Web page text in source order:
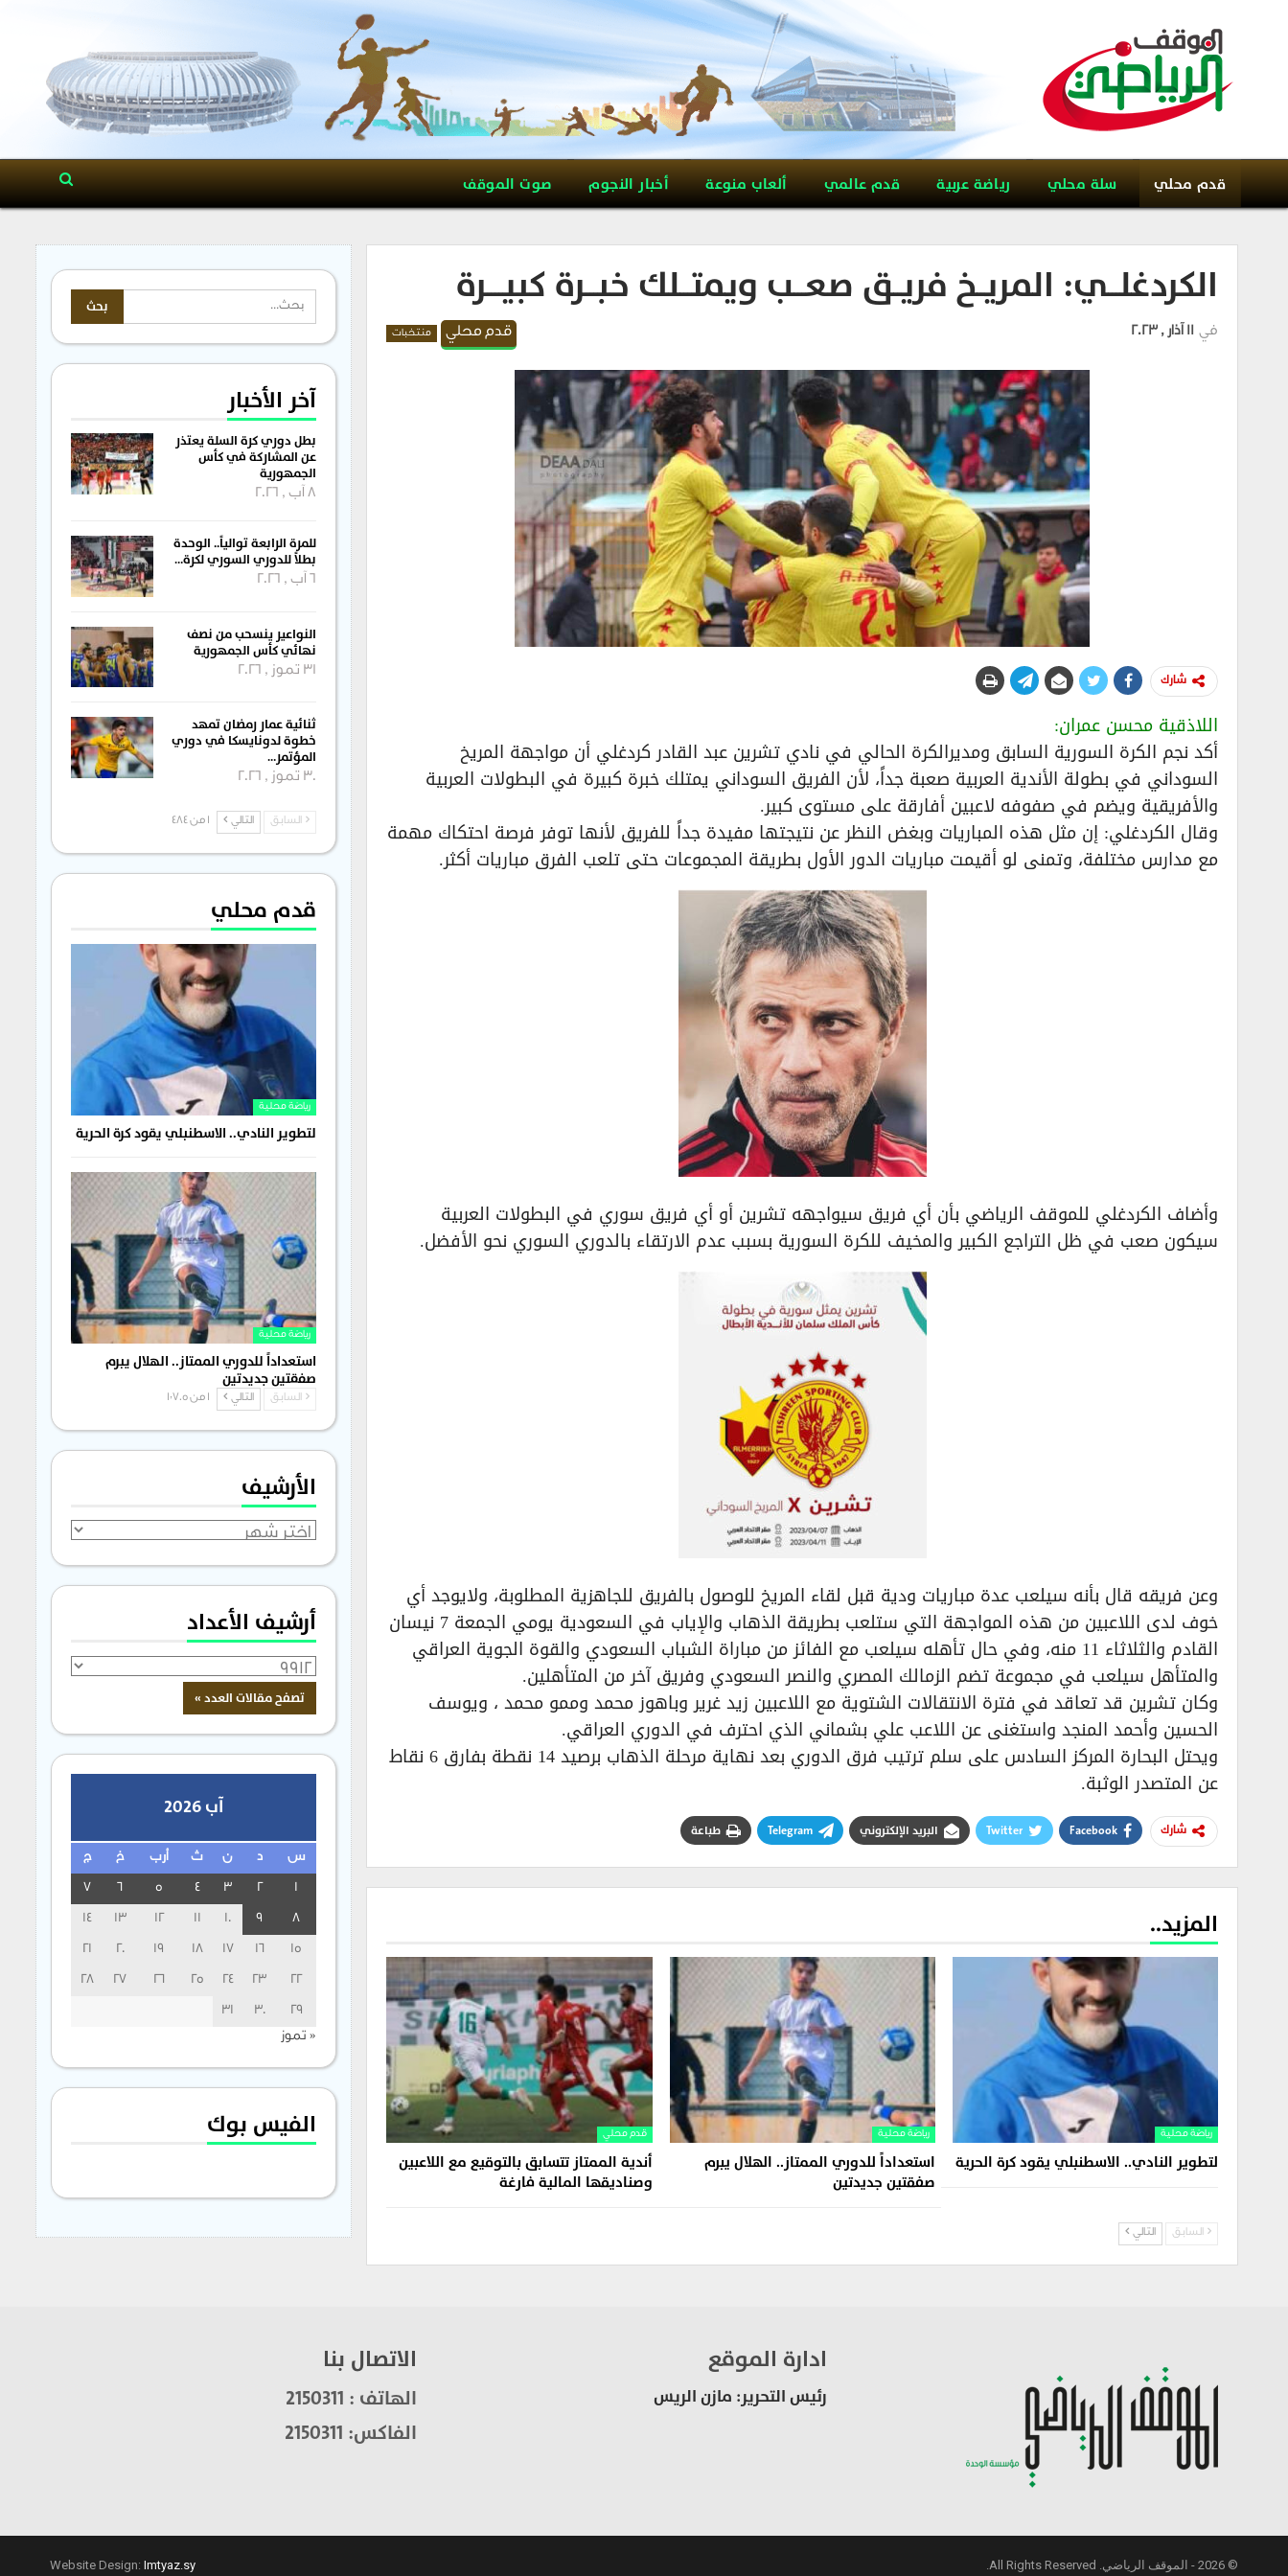
قدم محلي سلة محلي رياضة عربية قدم عالمي ألعاب منوعة أخبار النجوم صوت الموقف
الكردغلـــي: المريــخ فريــق صعـــب ويمتـــلك خبـــرة كبيــــرة
قدم محلي منتخبات في 11 آذار , 2023
شارك
اللاذقية محسن عمران:
أكد نجم الكرة السورية السابق ومديرالكرة الحالي في نادي تشرين عبد القادر كردغلي أن مواجهة المريخ
السوداني في بطولة الأندية العربية صعبة جداً، لأن الفريق السوداني يمتلك خبرة كبيرة في البطولات العربية
والأفريقية ويضم في صفوفه لاعبين أفارقة على مستوى كبير.
وقال الكردغلي: إن مثل هذه المباريات وبغض النظر عن نتيجتها مفيدة جداً للفريق لأنها توفر فرصة احتكاك مهمة
مع مدارس مختلفة، وتمنى لو أقيمت مباريات الدور الأول بطريقة المجموعات حتى تلعب الفرق مباريات أكثر.
وأضاف الكردغلي للموقف الرياضي بأن أي فريق سيواجهه تشرين أو أي فريق سوري في البطولات العربية
سيكون صعب في ظل التراجع الكبير والمخيف للكرة السورية بسبب عدم الارتقاء بالدوري السوري نحو الأفضل.
وعن فريقه قال بأنه سيلعب عدة مباريات ودية قبل لقاء المريخ للوصول بالفريق للجاهزية المطلوبة، ولايوجد أي
خوف لدى اللاعبين من هذه المواجهة التي ستلعب بطريقة الذهاب والإياب في السعودية يومي الجمعة 7 نيسان
القادم والثلاثاء 11 منه، وفي حال تأهله سيلعب مع الفائز من مباراة الشباب السعودي والقوة الجوية العراقي
والمتأهل سيلعب في مجموعة تضم الزمالك المصري والنصر السعودي وفريق آخر من المتأهلين.
وكان تشرين قد تعاقد في فترة الانتقالات الشتوية مع اللاعبين زيد غرير وباهوز محمد وممو محمد ، ويوسف
الحسين وأحمد المنجد واستغنى عن اللاعب علي بشماني الذي احترف في الدوري العراقي.
ويحتل البحارة المركز السادس على سلم ترتيب فرق الدوري بعد نهاية مرحلة الذهاب برصيد 14 نقطة بفارق 6 نقاط
عن المتصدر الوثبة.
شارك Facebook
Twitter البريد الإلكتروني Telegram طباعة
المزيد..
رياضة محلية
لتطوير النادي.. الاسطنبلي يقود كرة الحرية
رياضة محلية
استعداداً للدوري الممتاز.. الهلال يبرم
صفقتين جديدتين
قدم محلي
أندية الممتاز تتسابق بالتوقيع مع اللاعبين
وصناديقها المالية فارغة
السابق التالي
آخر الأخبار
بطل دوري كرة السلة يعتذر
عن المشاركة في كأس
الجمهورية
8 آب , 2026
للمرة الرابعة توالياً.. الوحدة
بطلاً للدوري السوري لكرة…
6 آب , 2026
النواعير ينسحب من نصف
نهائي كأس الجمهورية
31 تموز , 2026
ثنائية عمار رمضان تمهد
خطوة لدونايسكا في دوري
المؤتمر…
30 تموز , 2026
السابق التالي 1 من 484
قدم محلي
رياضة محلية
لتطوير النادي.. الاسطنبلي يقود كرة الحرية
رياضة محلية
استعداداً للدوري الممتاز.. الهلال يبرم
صفقتين جديدتين
السابق التالي 1 من 1٬705
الأرشيف
الأرشيف
أرشيف الأعداد
آب 2026
س د ن ث أرب خ ج
1
2
3
4
5
6
7
8
9
10
11
12
13
14
15
16
17
18
19
20
21
22
23
24
25
26
27
28
29
30
31
« تموز
الفيس بوك
ادارة الموقع
رئيس التحرير: مازن الريس
الاتصال بنا
الهاتف : 2150311
الفاكس: 2150311
© 2026 - الموقف الرياضي. All Rights Reserved. Website Design: Imtyaz.sy